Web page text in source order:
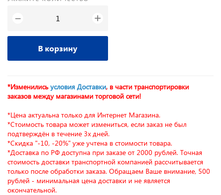
− +
В корзину
*Изменились условия Доставки, в части транспортировки
заказов между магазинами торговой сети!
*Цена актуальна только для Интернет Магазина.
*Стоимость товара может измениться, если заказ не был
подтверждён в течение 3х дней.
*Скидка "-10, -20%" уже учтена в стоимости товара.
*Доставка по РФ доступна при заказе от 2000 рублей. Точная
стоимость доставки транспортной компанией рассчитывается
только после обработки заказа. Обращаем Ваше внимание, 500
рублей - минимальная цена доставки и не является
окончательной.